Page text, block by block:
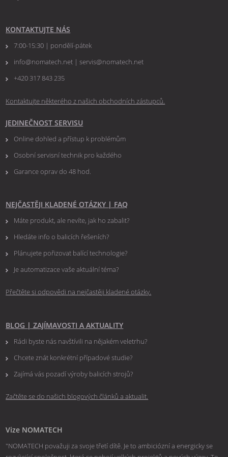
KONTAKTUJTE NÁS
7:00-15:30 | pondělí-pátek
info@nomatech.net | servis@nomatech.net
+420 317 843 235
Kontaktujte některého z našich obchodních zástupců.
JEDINEČNOST SERVISU
Online dohled a přístup k problémům
Osobní servisní technik pro každého
Garance oprav do 48 hod.
NEJČASTĚJI KLADENÉ OTÁZKY | FAQ
Máte produkt, ale nevíte, jak ho zabalit?
Hledáte info o balicích řešeních?
Plánujete pořizovat balící technologie?
Je automatizace vaše aktuální téma?
Přečtěte si odpovědi na nejčastěji kladené otázky.
BLOG | ZAJÍMAVOSTI A AKTUALITY
Rádi byste nás navštívili na nějakém veletrhu?
Chcete znát konkrétní případové studie?
Zajímá vás pozadí výroby balicích strojů?
Začtěte se do našich blogových článků a aktualit.
Vize NOMATECH
"NOMATECH považuji za svoje třetí dítě. Je to ambiciózní a energicky se